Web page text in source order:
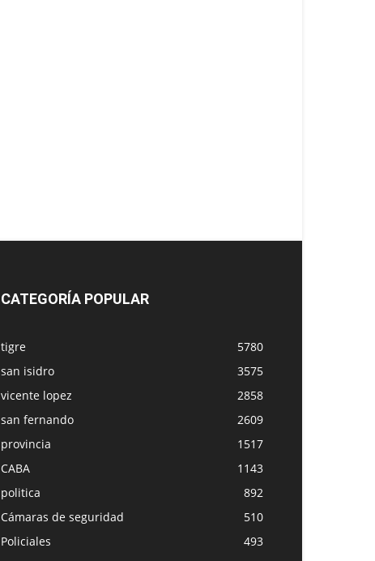
CATEGORÍA POPULAR
tigre
5780
san isidro
3575
vicente lopez
2858
san fernando
2609
provincia
1517
CABA
1143
politica
892
Cámaras de seguridad
510
Policiales
493